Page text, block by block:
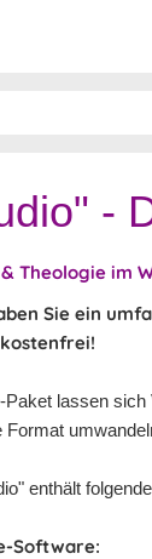
-
Theologie im
Sie ein
lassen
Format
enthält
Software: